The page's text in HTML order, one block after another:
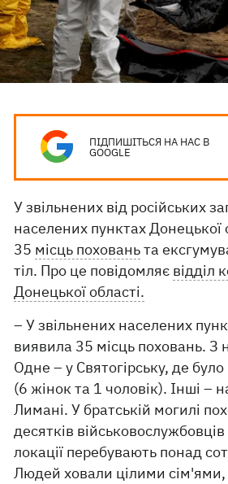
ПІДПИШІТЬСЯ НА НАС В
GOOGLE
У звільнених від російських
населених пунктах Донецької
35 місць похованьта
тіл. Про це повідомляє відділ
Донецької області.
– У звільнених населених
виявила 35 місць поховань. З
Одне – у Святогірську, де
(6 жінок та 1 чоловік). Інші –
Лимані. У братській могилі
десятків
локації перебувають понад
Людей ховали цілими сім'ями,